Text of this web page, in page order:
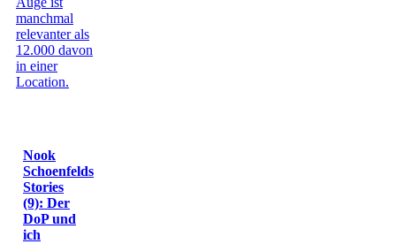
Nook
Schoenfelds
Stories
(9): Der
DoP und
ich